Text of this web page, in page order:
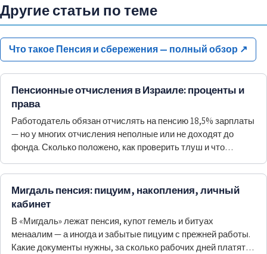
Другие статьи по теме
Что такое Пенсия и сбережения — полный обзор ↗
Пенсионные отчисления в Израиле: проценты и
права
Работодатель обязан отчислять на пенсию 18,5% зарплаты
— но у многих отчисления неполные или не доходят до
фонда. Сколько положено, как проверить тлуш и что
Мигдаль пенсия: пицуим, накопления, личный
кабинет
В «Мигдаль» лежат пенсия, купот гемель и битуах
менаалим — а иногда и забытые пицуим с прежней работы.
Какие документы нужны, за сколько рабочих дней платят и